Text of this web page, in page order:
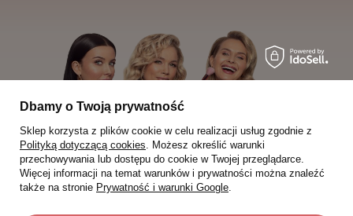
Dbamy o Twoją prywatność
Sklep korzysta z plików cookie w celu realizacji usług zgodnie z
Polityką dotyczącą cookies. Możesz określić warunki
przechowywania lub dostępu do cookie w Twojej przeglądarce.
Więcej informacji na temat warunków i prywatności można znaleźć
także na stronie Prywatność i warunki Google.